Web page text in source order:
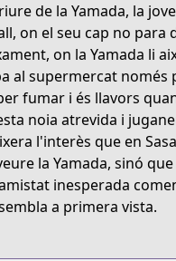
47a9-83e9-
behind-the-
de la Yamada, la
on el seu cap no para
on la Yamada li
al supermercat només
fumar i és llavors
noia atrevida i
l'interès que en
la Yamada, sinó
inesperada
a primera vista.